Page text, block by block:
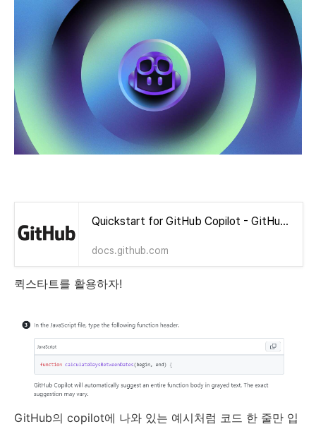
Quickstart for GitHub Copilot - GitHub Docs
docs.github.com
퀵스타트를 활용하자!
GitHub의 copilot에 나와 있는 예시처럼 코드 한 줄만 입